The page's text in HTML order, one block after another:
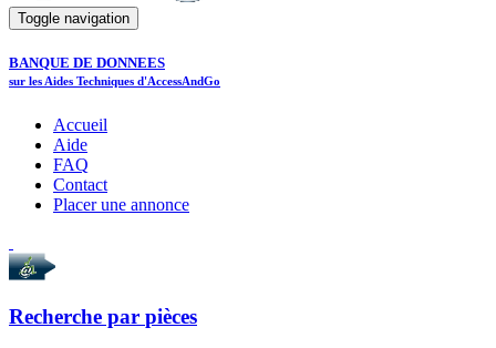
Toggle navigation
BANQUE DE DONNEES
sur les Aides Techniques d'AccessAndGo
Accueil
Aide
FAQ
Contact
Placer une annonce
Recherche par pièces